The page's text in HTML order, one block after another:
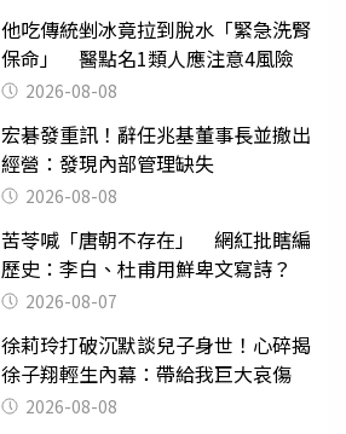
他吃傳統剉冰竟拉到脫水「緊急洗腎
保命」 醫點名1類人應注意4風險
2026-08-08
宏碁發重訊！辭任兆基董事長並撤出
經營：發現內部管理缺失
2026-08-08
苦苓喊「唐朝不存在」 網紅批瞎編
歷史：李白、杜甫用鮮卑文寫詩？
2026-08-07
徐莉玲打破沉默談兒子身世！心碎揭
徐子翔輕生內幕：帶給我巨大哀傷
2026-08-08